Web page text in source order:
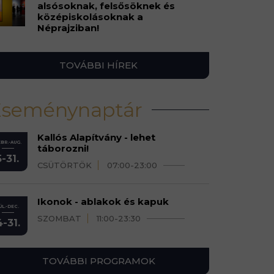
alsósoknak, felsősöknek és
középiskolásoknak a
Néprajziban!
TOVÁBBI HÍREK
AUG.
31.
Kallós Alapítvány - lehet
táborozni!
CSÜTÖRTÖK 07:00-23:00
DEC.
31.
Ikonok - ablakok és kapuk
SZOMBAT 11:00-23:30
TOVÁBBI PROGRAMOK